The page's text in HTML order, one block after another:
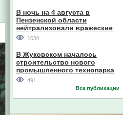
В ночь на 4 августа в
Пензенской области
нейтрализовали вражеские
дроны
1034
В Жуковском началось
строительство нового
промышленного технопарка
491
Все публикации